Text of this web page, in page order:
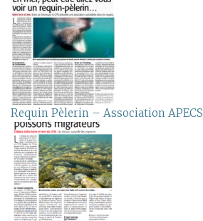
Requin Pèlerin – Association APECS